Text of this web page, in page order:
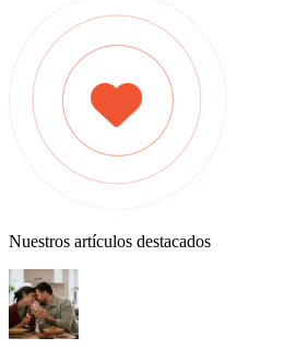
Nuestros artículos destacados